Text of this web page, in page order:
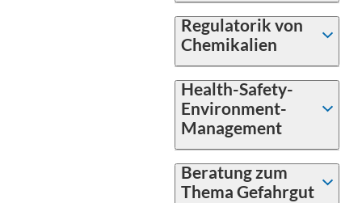
Regulatorik von
Chemikalien
Health-Safety-
Environment-
Management
Beratung zum
Thema Gefahrgut